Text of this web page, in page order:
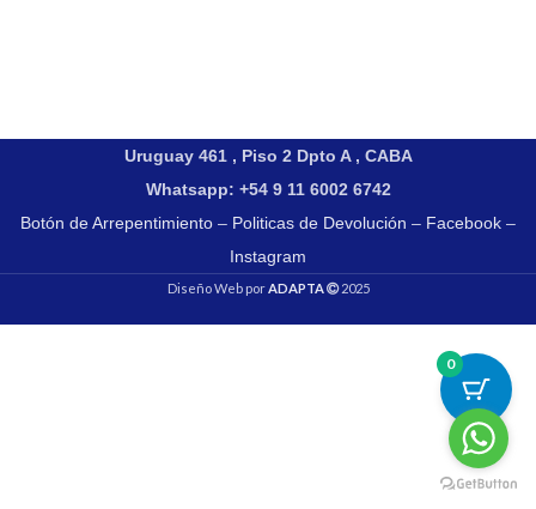
Uruguay 461 , Piso 2 Dpto A , CABA
Whatsapp: +54 9 11 6002 6742
Botón de Arrepentimiento – Politicas de Devolución – Facebook –
Instagram
Diseño Web porADAPTA 2025
0